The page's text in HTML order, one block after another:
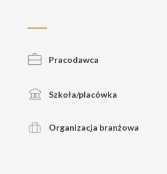
Pracodawca
Szkoła/placówka
Organizacja branżowa